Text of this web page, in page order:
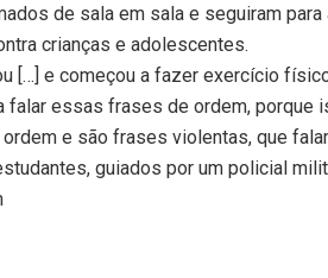
de sala em sala e seguiram
crianças e adolescentes.
[…] e começou a fazer exercício
falar essas frases de ordem, porque
e são frases violentas, que
guiados por um policial